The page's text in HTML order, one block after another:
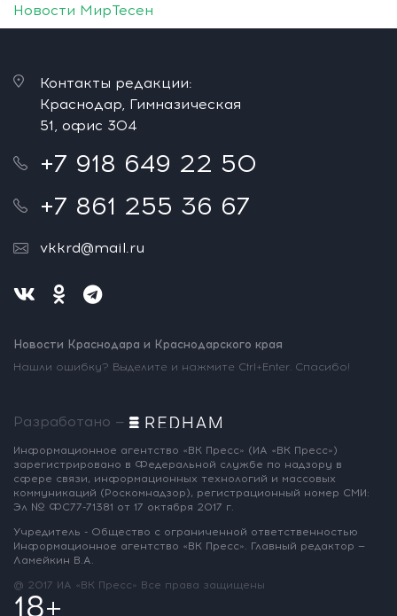
Новости МирТесен
Контакты редакции:
Краснодар, Гимназическая
51, офис 304
+7 918 649 22 50
+7 861 255 36 67
vkkrd@mail.ru
Новости Краснодара и Краснодарского края
Нашли ошибку? Выделите и нажмите Ctrl+Enter. Спасибо!
Разработано —
Информационное агентство «ВК Пресс» (ИА «ВК Пресс»)
зарегистрировано в Федеральной службе по надзору в
сфере связи, информационных технологий и массовых
коммуникаций (Роскомнадзор), регистрационный номер СМИ:
Эл № ФС77-71381 от 17 октября 2017 г.
Учредитель - Общество с ограниченной ответственностью
Информационное агентство «ВК Пресс».
Главный редактор —
Ламейкин В.А.
@ 2017 ИА «ВК Пресс» Все права защищены
18+